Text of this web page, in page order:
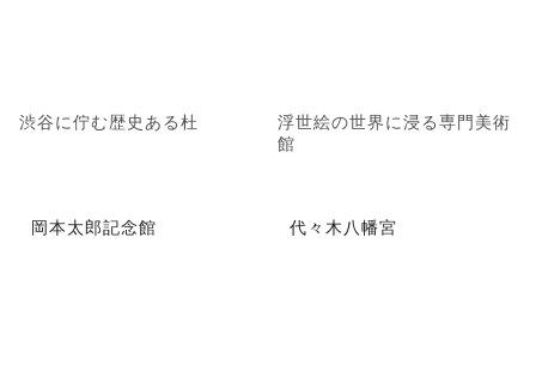
渋谷に佇む歴史ある杜
浮世絵の世界に浸る専門美術
館
岡本太郎記念館 代々木八幡宮